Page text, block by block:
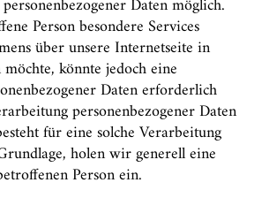
Daten möglich.
Person besondere Services
über unsere Internetseite in
könnte jedoch eine
Daten erforderlich
personenbezogener Daten
für eine solche Verarbeitung
holen wir generell eine
Person ein.